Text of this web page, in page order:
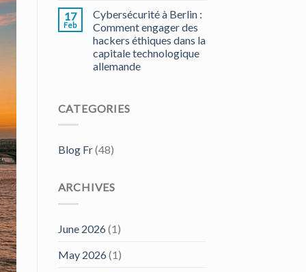
17
Feb
Cybersécurité à Berlin :
Comment engager des
hackers éthiques dans la
capitale technologique
allemande
CATEGORIES
Blog Fr(48)
ARCHIVES
June 2026(1)
May 2026(1)